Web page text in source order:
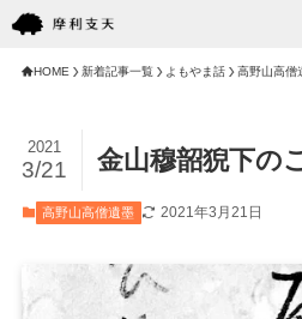
HOME 新着記事一覧 よもやま話 高野山高僧
金山穆韶猊下の
2021
3/21
高野山高僧遺墨 2021年3月21日